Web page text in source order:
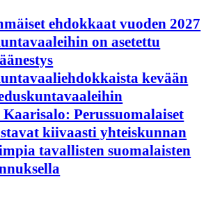
ehdokkaat vuoden 2027
on asetettu
kevään
Perussuomalaiset
kiivaasti yhteiskunnan
tavallisten suomalaisten